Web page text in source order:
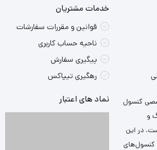
خدمات مشتریان
قوانین و مقررات سفارشات
ناحیه حساب کاربری
پیگیری سفارش
رهگیری تیپاکس
کنسول
و
در این
کنسول‌های
نماد های اعتبار